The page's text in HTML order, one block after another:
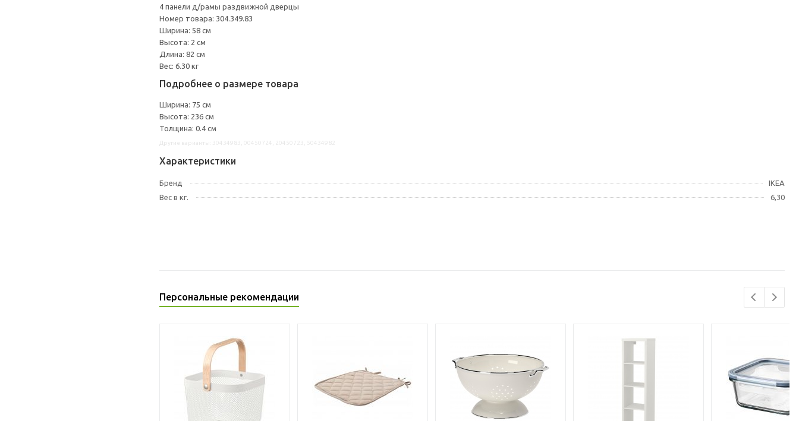
4 панели д/рамы раздвижной дверцы
Номер товара: 304.349.83
Ширина: 58 см
Высота: 2 см
Длина: 82 см
Вес: 6.30 кг
Подробнее о размере товара
Ширина: 75 см
Высота: 236 см
Толщина: 0.4 см
Характеристики
Бренд
IKEA
Вес в кг.
6,30
Персональные рекомендации